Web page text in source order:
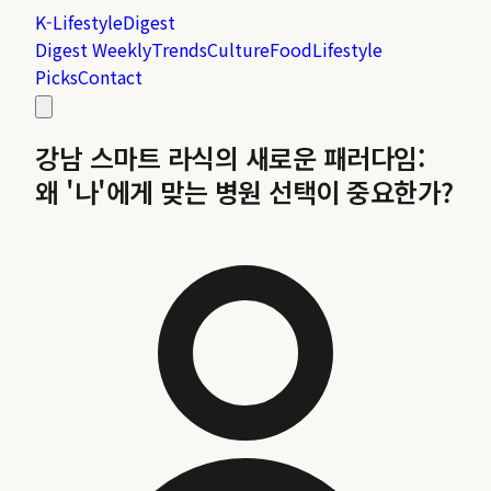
K-LifestyleDigest
Digest WeeklyTrendsCultureFoodLifestyle
PicksContact
강남 스마트 라식의 새로운 패러다임:
왜 '나'에게 맞는 병원 선택이 중요한가?